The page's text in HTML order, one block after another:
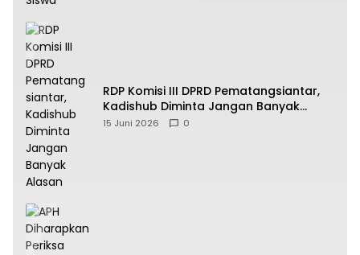
RDP Komisi III DPRD Pematangsiantar,
Kadishub Diminta Jangan Banyak
Alasan
15 Juni 2026 0